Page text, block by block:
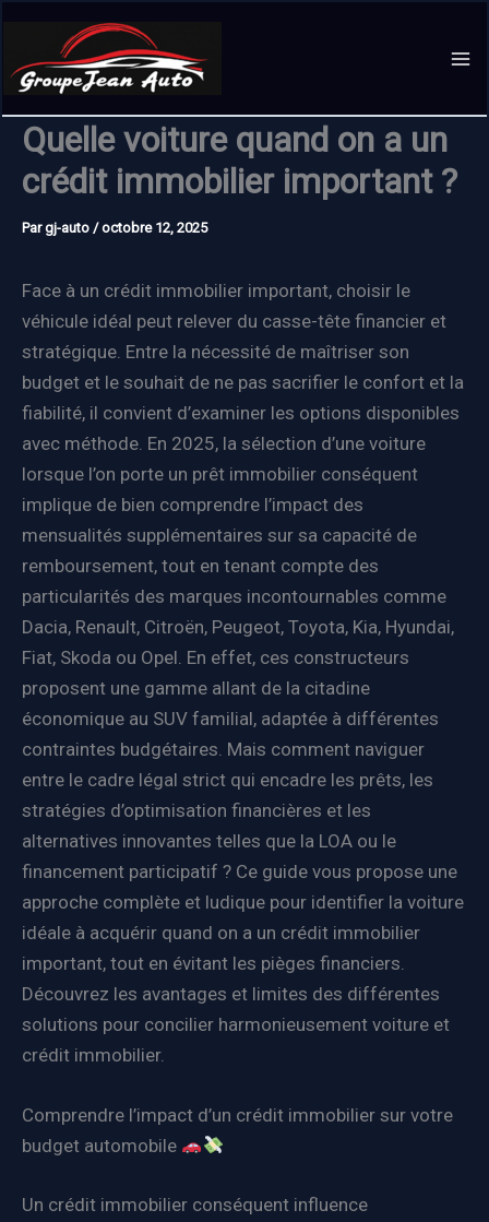
contenu
Quelle voiture quand on a un
crédit immobilier important ?
Pargj-auto /octobre 12, 2025
Face à un crédit immobilier important, choisir le
véhicule idéal peut relever du casse-tête financier et
stratégique. Entre la nécessité de maîtriser son
budget et le souhait de ne pas sacrifier le confort et la
fiabilité, il convient d’examiner les options disponibles
avec méthode. En 2025, la sélection d’une voiture
lorsque l’on porte un prêt immobilier conséquent
implique de bien comprendre l’impact des
mensualités supplémentaires sur sa capacité de
remboursement, tout en tenant compte des
particularités des marques incontournables comme
Dacia, Renault, Citroën, Peugeot, Toyota, Kia, Hyundai,
Fiat, Skoda ou Opel. En effet, ces constructeurs
proposent une gamme allant de la citadine
économique au SUV familial, adaptée à différentes
contraintes budgétaires. Mais comment naviguer
entre le cadre légal strict qui encadre les prêts, les
stratégies d’optimisation financières et les
alternatives innovantes telles que la LOA ou le
financement participatif ? Ce guide vous propose une
approche complète et ludique pour identifier la voiture
idéale à acquérir quand on a un crédit immobilier
important, tout en évitant les pièges financiers.
Découvrez les avantages et limites des différentes
solutions pour concilier harmonieusement voiture et
crédit immobilier.
Comprendre l’impact d’un crédit immobilier sur votre
budget automobile
Un crédit immobilier conséquent influence